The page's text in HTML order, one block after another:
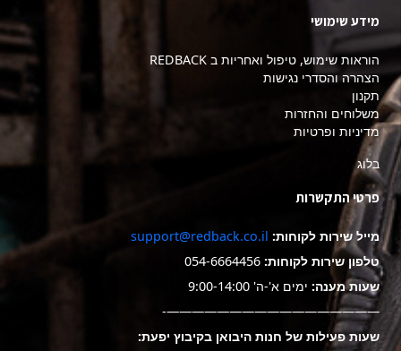
מידע שימושי
הוראות שימוש, טיפול ואחריות ב REDBACK
הצהרה והסדרי נגישות
תקנון
משלוחים והחזרות
מדיניות ופרטיות
בלוג
פרטי התקשרות
מייל שירות לקוחות: support@redback.co.il
טלפון שירות לקוחות: 054-6664456
שעות מענה: ימים א'-ה' 9:00-14:00
—————————————————-
שעות פעילות של חנות היבואן בקיבוץ יפעת: